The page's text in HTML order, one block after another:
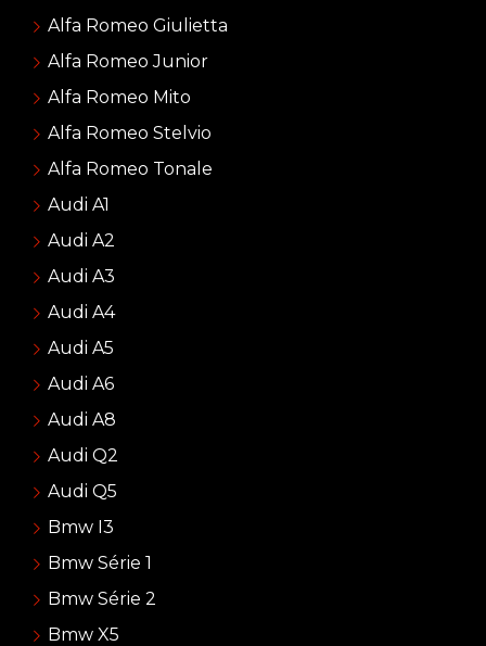
Alfa Romeo Giulietta
Alfa Romeo Junior
Alfa Romeo Mito
Alfa Romeo Stelvio
Alfa Romeo Tonale
Audi A1
Audi A2
Audi A3
Audi A4
Audi A5
Audi A6
Audi A8
Audi Q2
Audi Q5
Bmw I3
Bmw Série 1
Bmw Série 2
Bmw X5